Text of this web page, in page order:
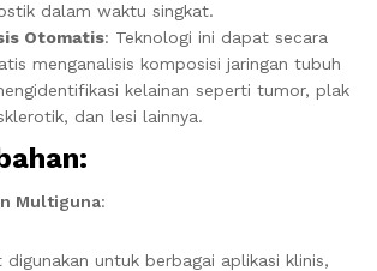
dalam waktu singkat.
Otomatis: Teknologi ini dapat secara
menganalisis komposisi jaringan tubuh
kelainan seperti tumor, plak
dan lesi lainnya.
:
Multiguna:
digunakan untuk berbagai aplikasi klinis,